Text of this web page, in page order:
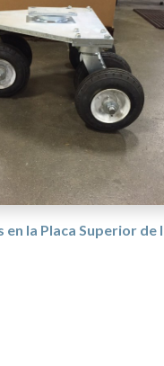
en la Placa Superior